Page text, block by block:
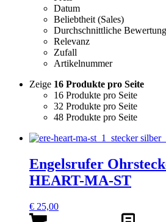
Datum
Beliebtheit (Sales)
Durchschnittliche Bewertung
Relevanz
Zufall
Artikelnummer
Zeige 16 Produkte pro Seite
16 Produkte pro Seite
32 Produkte pro Seite
48 Produkte pro Seite
Engelsrufer
HEART-MA-ST
€ 25,00